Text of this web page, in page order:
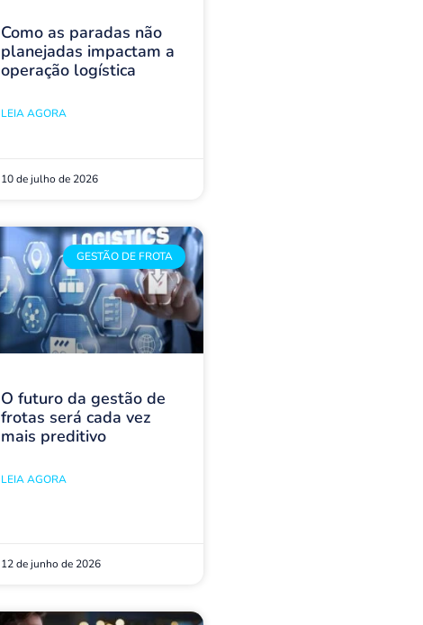
Como as paradas não
planejadas impactam a
operação logística
LEIA AGORA
10 de julho de 2026
GESTÃO DE FROTA
O futuro da gestão de
frotas será cada vez
mais preditivo
LEIA AGORA
12 de junho de 2026